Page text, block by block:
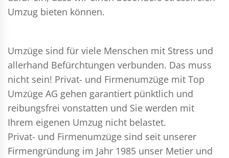
Umzug bieten können.
Umzüge sind für viele Menschen mit Stress und
allerhand Befürchtungen verbunden. Das muss
nicht sein! Privat- und Firmenumzüge mit Top
Umzüge AG gehen garantiert pünktlich und
reibungsfrei vonstatten und Sie werden mit
Ihrem eigenen Umzug nicht belastet.
Privat- und Firmenumzüge sind seit unserer
Firmengründung im Jahr 1985 unser Metier und